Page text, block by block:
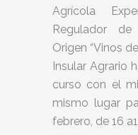
Agrícola
Regulador
Origen “Vinos
Insular Agrario
curso con el
mismo lugar
febrero, de 16